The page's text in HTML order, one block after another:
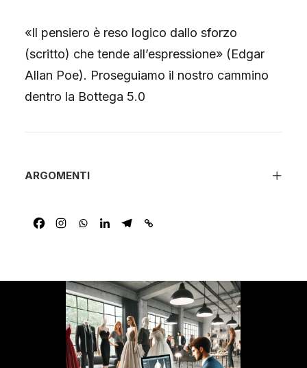
«Il pensiero è reso logico dallo sforzo
(scritto) che tende all’espressione» (Edgar
Allan Poe). Proseguiamo il nostro cammino
dentro la Bottega 5.0
ARGOMENTI